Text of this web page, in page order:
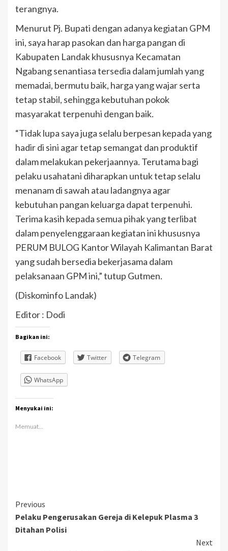
terangnya.
Menurut Pj. Bupati dengan adanya kegiatan GPM
ini, saya harap pasokan dan harga pangan di
Kabupaten Landak khususnya Kecamatan
Ngabang senantiasa tersedia dalam jumlah yang
memadai, bermutu baik, harga yang wajar serta
tetap stabil, sehingga kebutuhan pokok
masyarakat terpenuhi dengan baik.
“Tidak lupa saya juga selalu berpesan kepada yang
hadir di sini agar tetap semangat dan produktif
dalam melakukan pekerjaannya. Terutama bagi
pelaku usahatani diharapkan untuk tetap selalu
menanam di sawah atau ladangnya agar
kebutuhan pangan keluarga dapat terpenuhi.
Terima kasih kepada semua pihak yang terlibat
dalam penyelenggaraan kegiatan ini khususnya
PERUM BULOG Kantor Wilayah Kalimantan Barat
yang sudah bersedia bekerjasama dalam
pelaksanaan GPM ini,” tutup Gutmen.
(Diskominfo Landak)
Editor : Dodi
Bagikan ini:
Facebook Twitter Telegram
WhatsApp
Menyukai ini:
Memuat...
Continue
Reading
Previous
Pelaku Pengerusakan Gereja di Kelepuk Plasma 3
Ditahan Polisi
Next